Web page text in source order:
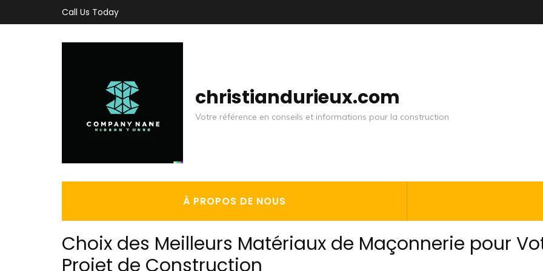
au
Call Us Today
christiandurieux.com
Votre référence en conseils et informations pour la construction
À PROPOS DE NOUS
Choix des Meilleurs Matériaux de Maçonnerie pour
Projet de Construction